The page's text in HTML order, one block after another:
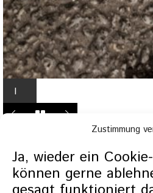
Zustimmung
Ja, wieder ein
können gerne
I
n
g
h
t